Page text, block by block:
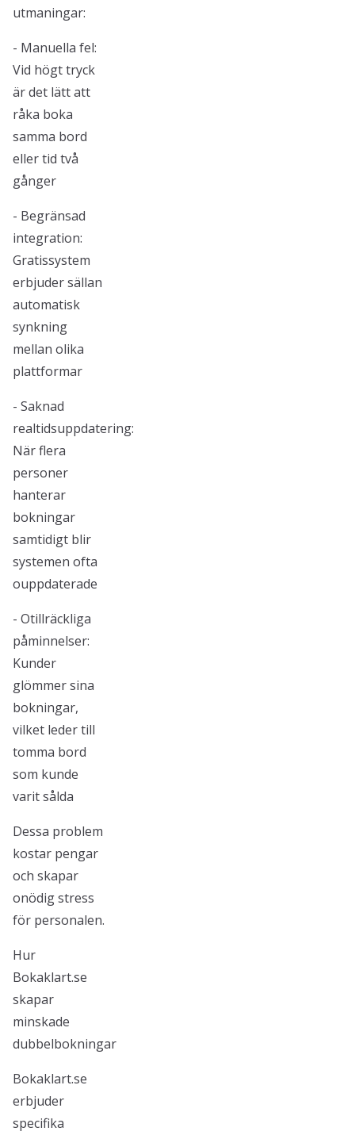
utmaningar:
- Manuella fel:
Vid högt tryck
är det lätt att
råka boka
samma bord
eller tid två
gånger
- Begränsad
integration:
Gratissystem
erbjuder sällan
automatisk
synkning
mellan olika
plattformar
- Saknad
realtidsuppdatering:
När flera
personer
hanterar
bokningar
samtidigt blir
systemen ofta
ouppdaterade
- Otillräckliga
påminnelser:
Kunder
glömmer sina
bokningar,
vilket leder till
tomma bord
som kunde
varit sålda
Dessa problem
kostar pengar
och skapar
onödig stress
för personalen.
Hur
Bokaklart.se
skapar
minskade
dubbelbokningar
Bokaklart.se
erbjuder
specifika